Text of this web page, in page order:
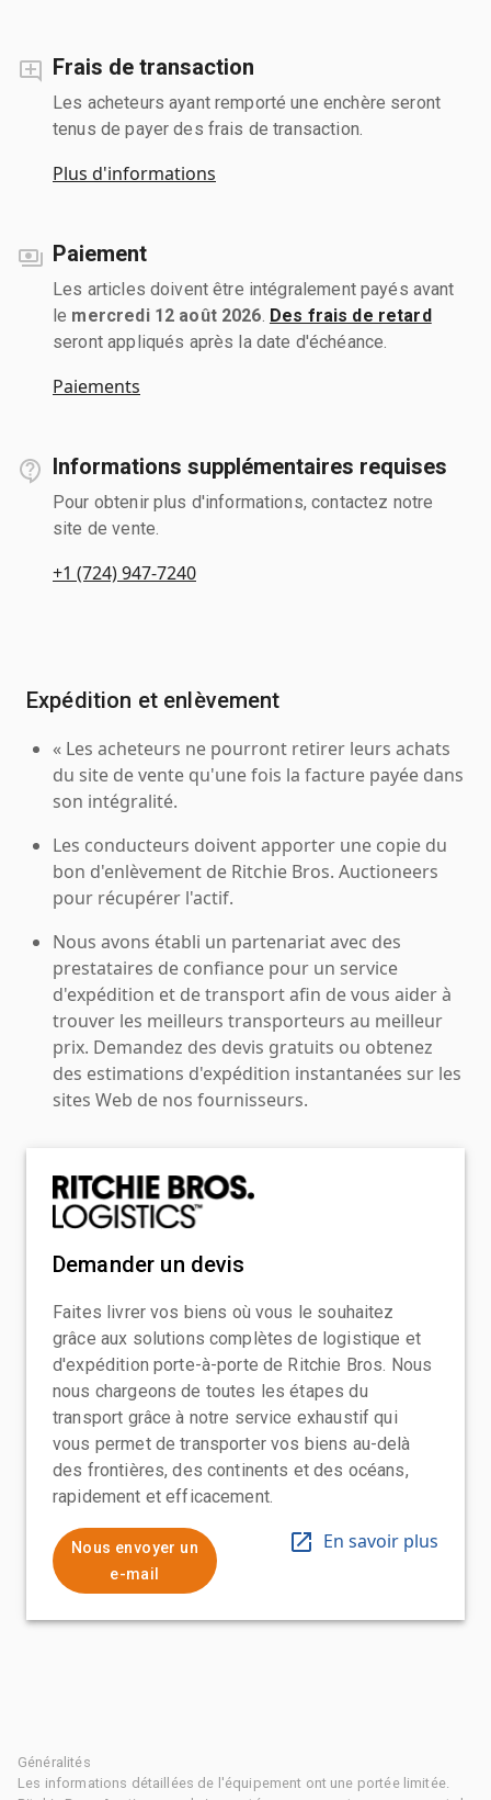
Frais de transaction
Les acheteurs ayant remporté une enchère seront
tenus de payer des frais de transaction.
Plus d'informations
Paiement
Les articles doivent être intégralement payés avant
le mercredi 12 août 2026 Des frais de retard
seront appliqués après la date d'échéance.
Paiements
Informations supplémentaires requises
Pour obtenir plus d'informations, contactez notre
site de vente.
+1 (724) 947-7240
Expédition et enlèvement
« Les acheteurs ne pourront retirer leurs achats
du site de vente qu'une fois la facture payée dans
son intégralité.
Les conducteurs doivent apporter une copie du
bon d'enlèvement de Ritchie Bros. Auctioneers
pour récupérer l'actif.
Nous avons établi un partenariat avec des
prestataires de confiance pour un service
d'expédition et de transport afin de vous aider à
trouver les meilleurs transporteurs au meilleur
prix. Demandez des devis gratuits ou obtenez
des estimations d'expédition instantanées sur les
sites Web de nos fournisseurs.
Demander un devis
Faites livrer vos biens où vous le souhaitez
grâce aux solutions complètes de logistique et
d'expédition porte-à-porte de Ritchie Bros. Nous
nous chargeons de toutes les étapes du
transport grâce à notre service exhaustif qui
vous permet de transporter vos biens au-delà
des frontières, des continents et des océans,
rapidement et efficacement.
Nous envoyer un
e-mail
En savoir plus
Généralités
Les informations détaillées de l'équipement ont une portée limitée.